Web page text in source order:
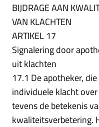
BIJDRAGE AAN
VAN KLACHTEN
ARTIKEL 17
Signalering door
uit klachten
17.1 De apotheker,
individuele klacht
tevens de betekenis
kwaliteitsverbetering.